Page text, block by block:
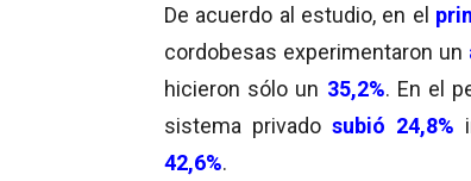
De acuerdo al estudio, en el
cordobesas experimentaron un
hicieron sólo un 35,2%. En el
sistema privado subió 24,8%
42,6%.